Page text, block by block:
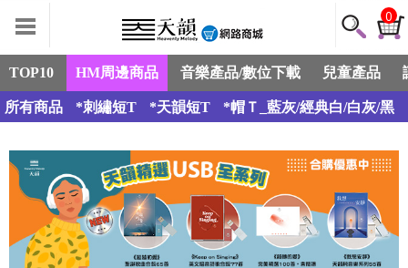
0
TOP10 HM周邊商品 音樂產品/數位下載 兒童產品
所有商品 *刺繡短T *天韻短T *帽Ｔ_藍灰/經典白/白灰/黑